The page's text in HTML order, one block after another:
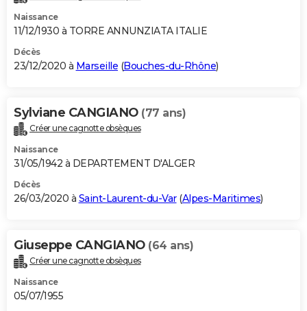
Naissance
11/12/1930 à TORRE ANNUNZIATA ITALIE
Décès
23/12/2020 à Marseille (Bouches-du-Rhône)
Sylviane CANGIANO (77 ans)
Créer une cagnotte obsèques
Naissance
31/05/1942 à DEPARTEMENT D'ALGER
Décès
26/03/2020 à Saint-Laurent-du-Var(Alpes-Maritimes)
Giuseppe CANGIANO (64 ans)
Créer une cagnotte obsèques
Naissance
05/07/1955